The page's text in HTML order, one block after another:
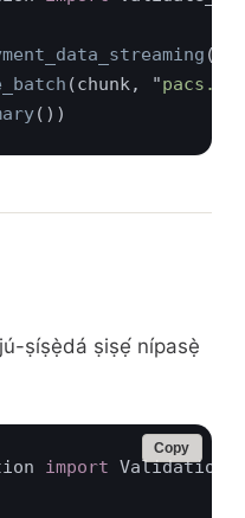
("
(chunk, "
ṣíṣẹ̀dá ṣiṣẹ́ nípasẹ̀
import
Copy